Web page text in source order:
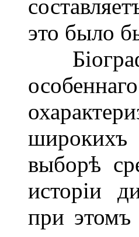
это было
выборѣ
исторіи
при этомъ